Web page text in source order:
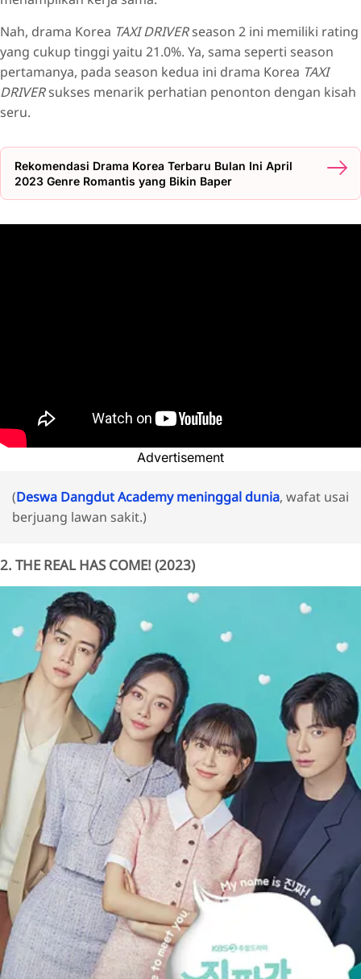
Nah, drama Korea TAXI DRIVERseason 2 ini memiliki rating
yang cukup tinggi yaitu 21.0%. Ya, sama seperti season
pertamanya, pada season kedua ini drama Korea TAXI
DRIVERsukses menarik perhatian penonton dengan kisah
seru.
Rekomendasi Drama Korea Terbaru Bulan Ini April
2023 Genre Romantis yang Bikin Baper
Advertisement
(Deswa Dangdut Academy meninggal dunia, wafat usai
berjuang lawan sakit.)
2. THE REAL HAS COME! (2023)